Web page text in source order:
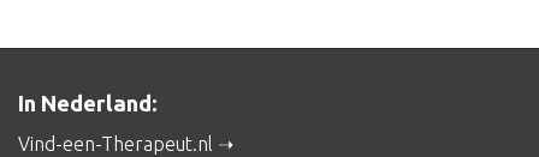
In Nederland:
Vind-een-Therapeut.nl